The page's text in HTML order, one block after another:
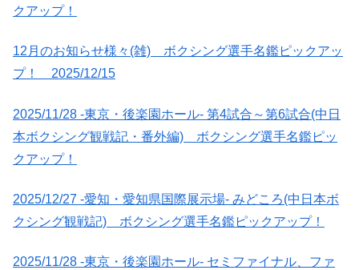
クアップ！
12月のお知らせ様々(雑) ボクシング選手名鑑ピックアッ
プ！ 2025/12/15
2025/11/28 -東京・後楽園ホール- 第4試合～第6試合(中日
本ボクシング観戦記・番外編) ボクシング選手名鑑ピッ
クアップ！
2025/12/27 -愛知・愛知県国際展示場- みどころ(中日本ボ
クシング観戦記) ボクシング選手名鑑ピックアップ！
2025/11/28 -東京・後楽園ホール- セミファイナル、ファ